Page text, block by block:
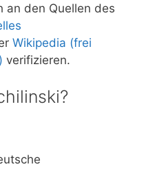
an den Quellen des
Wikipedia (frei
verifizieren.